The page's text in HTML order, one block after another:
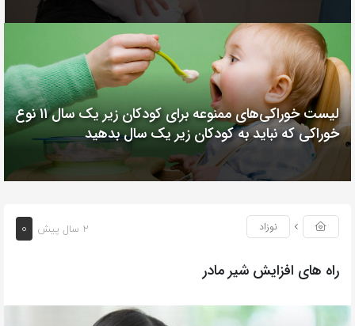
لیست خوراکی‌های ممنوعه برای کودکان زیر یک سال ۱۱ نوع
خوراکی که نباید به کودکان زیر یک سال بدهید
2 سال پیش ۰ نوزاد
راه های افزایش شیر مادر